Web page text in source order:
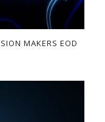
MAKERS EOD